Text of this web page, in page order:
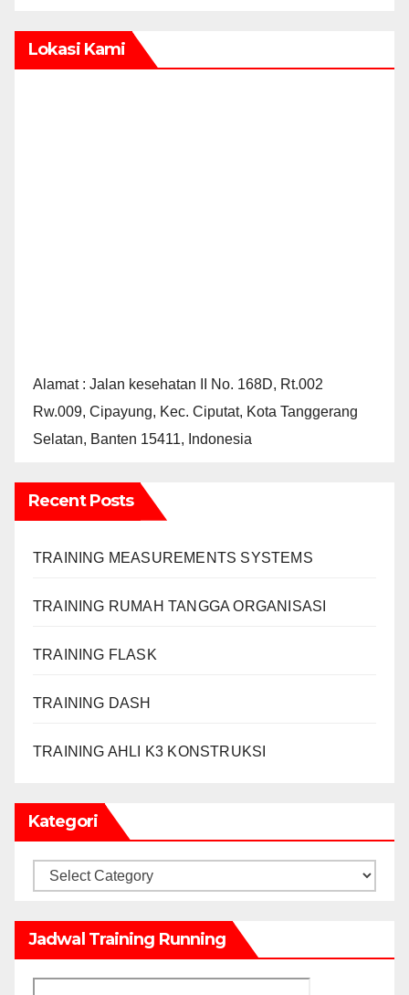
Lokasi Kami
Alamat : Jalan kesehatan II No. 168D, Rt.002
Rw.009, Cipayung, Kec. Ciputat, Kota Tanggerang
Selatan, Banten 15411, Indonesia
Recent Posts
TRAINING MEASUREMENTS SYSTEMS
TRAINING RUMAH TANGGA ORGANISASI
TRAINING FLASK
TRAINING DASH
TRAINING AHLI K3 KONSTRUKSI
Kategori
Kategori
Jadwal Training Running